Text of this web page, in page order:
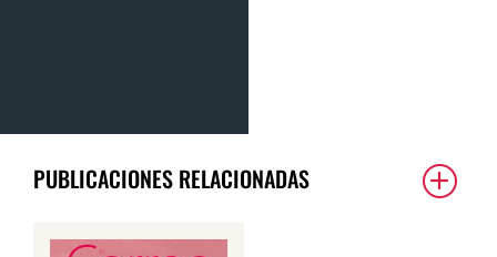
PUBLICACIONES RELACIONADAS